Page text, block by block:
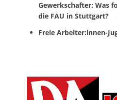
Gewerkschafter: Was
die FAU in Stuttgart?
Freie Arbeiter:innen-